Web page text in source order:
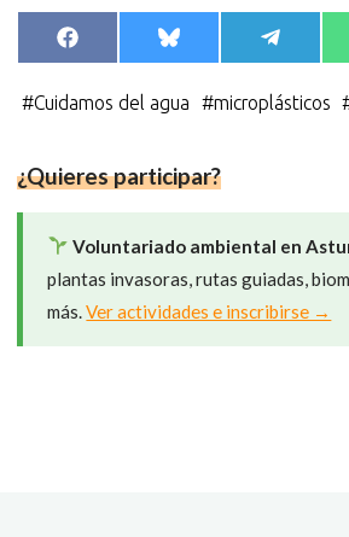
Compartir
en
F
a
e
b
Compartir
en
B
l
e
s
Compartir
en
e
e
g
#Cuidamos del agua #microplásticos
¿Quieres participar?
Voluntariado ambiental en
plantas invasoras, rutas guiadas,
más.Ver actividades e inscribirse →